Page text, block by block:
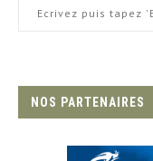
NOS PARTENAIRES